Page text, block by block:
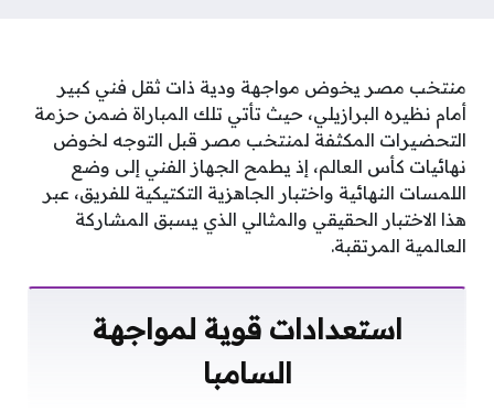
منتخب مصر يخوض مواجهة ودية ذات ثقل فني كبير
أمام نظيره البرازيلي، حيث تأتي تلك المباراة ضمن حزمة
التحضيرات المكثفة لمنتخب مصر قبل التوجه لخوض
نهائيات كأس العالم، إذ يطمح الجهاز الفني إلى وضع
اللمسات النهائية واختبار الجاهزية التكتيكية للفريق، عبر
هذا الاختبار الحقيقي والمثالي الذي يسبق المشاركة
العالمية المرتقبة.
استعدادات قوية لمواجهة
السامبا